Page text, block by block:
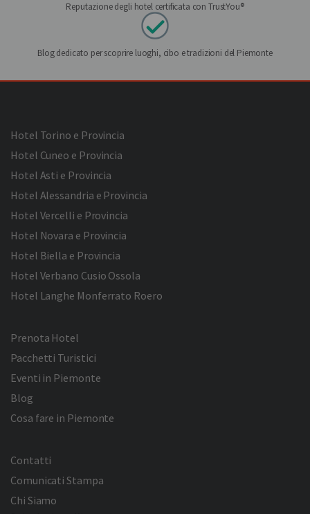
Reputazione degli hotel certificata con TrustYou®
Blog dedicato per scoprire luoghi, cibo e tradizioni del Piemonte
Hotel Torino e Provincia
Hotel Cuneo e Provincia
Hotel Asti e Provincia
Hotel Alessandria e Provincia
Hotel Vercelli e Provincia
Hotel Novara e Provincia
Hotel Biella e Provincia
Hotel Verbano Cusio Ossola
Hotel Langhe Monferrato Roero
Prenota Hotel
Pacchetti Turistici
Eventi in Piemonte
Blog
Cosa fare in Piemonte
Contatti
Comunicati Stampa
Chi Siamo